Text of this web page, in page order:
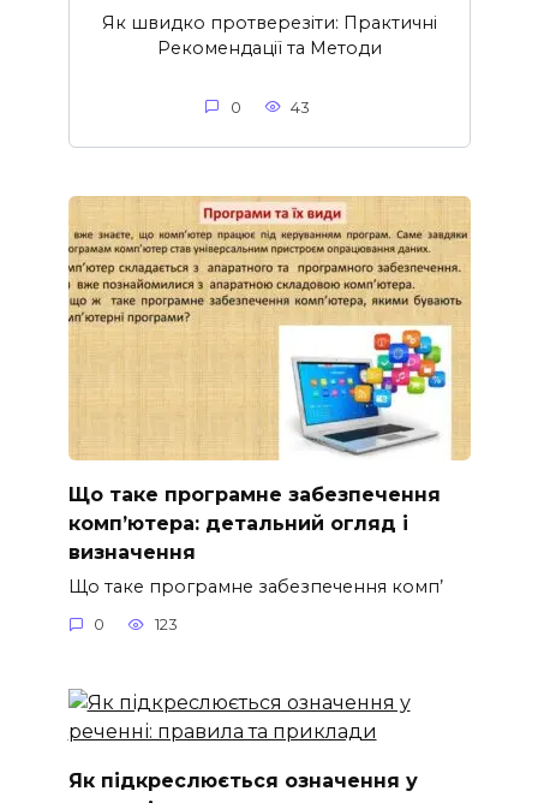
Як швидко протверезіти: Практичні
Рекомендації та Методи
0 43
Що таке програмне забезпечення
комп’ютера: детальний огляд і
визначення
Що таке програмне забезпечення комп’
0 123
Як підкреслюється означення у